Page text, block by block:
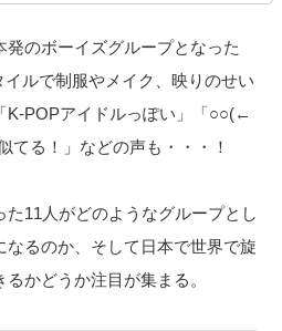
のボーイズグループとなった
ルで制服やメイク、映りのせい
K-POPアイドルっぽい」「○○(←
てる！」などの声も・・・！
11人がどのようなグループとし
るのか、そして日本で世界で旋
かどうか注目が集まる。